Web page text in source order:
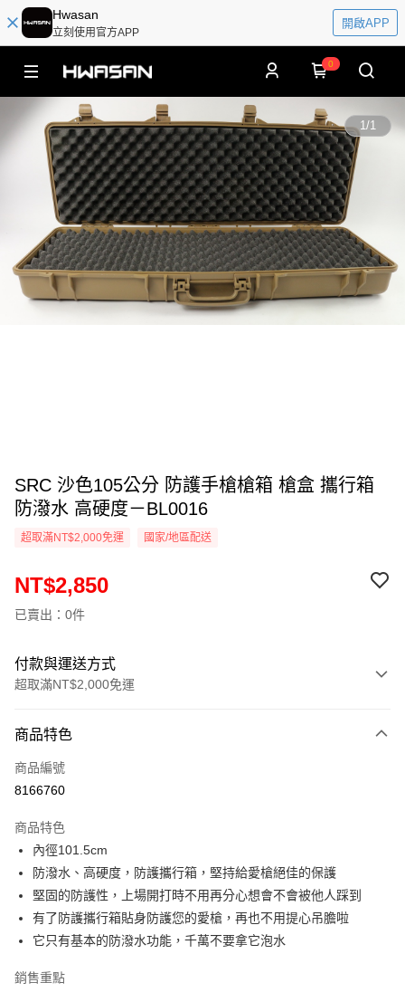
Hwasan
立刻使用官方APP
開啟APP
0
1/1
SRC 沙色105公分 防護手槍槍箱 槍盒 攜行箱
防潑水 高硬度－BL0016
超取滿NT$2,000免運 國家/地區配送
NT$2,850
已賣出：0件
付款與運送方式
超取滿NT$2,000免運
信用卡一次付款
信用卡分期付款
合作金庫商業銀行
華南商業銀行
上海商業儲蓄銀行
台北富邦商業銀行
國泰世華商業銀行
兆豐國際商業銀行
臺灣中小企業銀行
台中商業銀行
匯豐（台灣）商業銀行
華泰商業銀行
聯邦商業銀行
遠東國際商業銀行
元大商業銀行
超商取貨付款
LINE Pay
Apple Pay
街口支付
悠遊付
商品特色
商品編號
8166760
商品特色
內徑101.5cm
防潑水、高硬度，防護攜行箱，堅持給愛槍絕佳的保護
堅固的防護性，上場開打時不用再分心想會不會被他人踩到
有了防護攜行箱貼身防護您的愛槍，再也不用提心吊膽啦
它只有基本的防潑水功能，千萬不要拿它泡水
銷售重點